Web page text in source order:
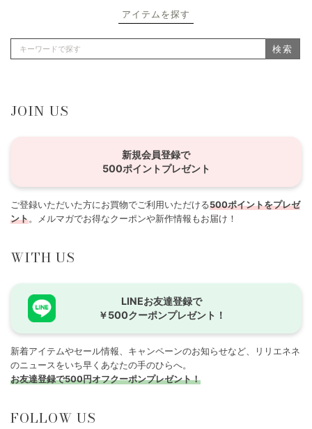
アイテムを探す
検索
JOIN US
新規会員登録で
500ポイントプレゼント
ご登録いただいた方にお買物でご利用いただける500ポイントをプレゼ
ント。メルマガでお得なクーポンや新作情報もお届け！
WITH US
LINEお友達登録で
￥500クーポンプレゼント！
新着アイテムやセール情報、キャンペーンのお知らせなど、リリエネネ
のニュースをいち早くあなたの手のひらへ。
お友達登録で500円オフクーポンプレゼント！
FOLLOW US